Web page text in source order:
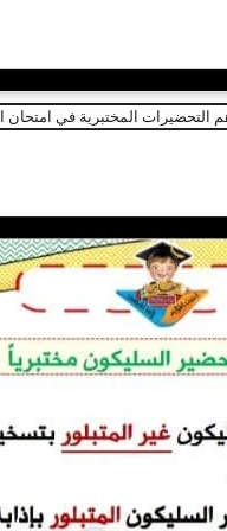
التحضيرات المختبرية في